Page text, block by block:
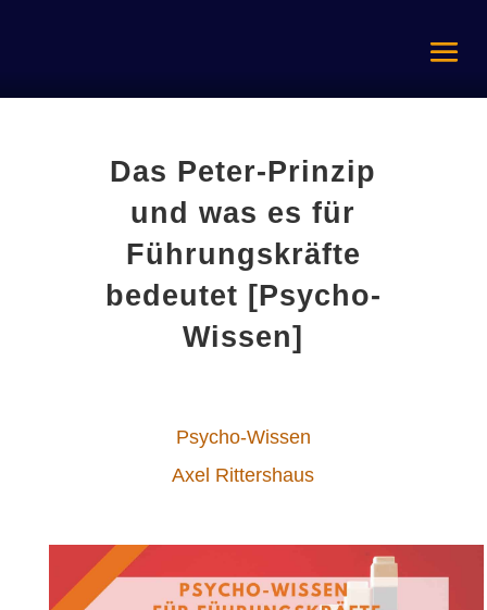
Das Peter-Prinzip
und was es für
Führungskräfte
bedeutet [Psycho-
Wissen]
Psycho-Wissen
Axel Rittershaus